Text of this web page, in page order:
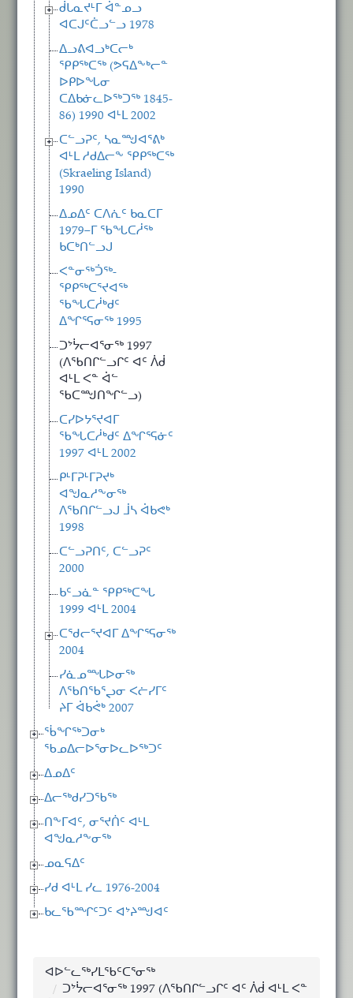
ᑰᒐᓇᔪᒻᒥ ᐋᓐᓄᓗ
ᐊᑕᒍᑦᑖᓗᓪᓗ 1978
ᐃᓗᕕᐊᓗᒃᑕᓕᒃ
ᕿᑭᖅᑕᖅ (ᕗᕋᐃᖕᒃᓕᓐ
ᐅᑭᐅᖓᓂ
ᑕᐃᑲᓃᓚᐅᖅᑐᖅ 1845-
86) 1990 ᐊᒻᒪ 2002
ᑕᓪᓗᕈᑦ, ᓴᓇᙳᐊᕐᕕᒃ
ᐊᒻᒪ ᓱᑯᐃᓕᖕ ᕿᑭᖅᑕᖅ
(Skraeling Island)
1990
ᐃᓄᐃᑦ ᑕᐱᕇᑦ ᑲᓇᑕᒥ
1979−ᒥ ᖃᖓᑕᓲᖅ
ᑲᑕᒃᑎᓪᓗᒍ
ᐸᓐᓂᖅᑑᖅ-
ᕿᑭᖅᑕᕐᔪᐊᖅ
ᖃᖓᑕᓲᒃᑯᑦ
ᐃᖏᕐᕋᓂᖅ 1995
ᑐᔾᔮᓕᐊᕐᓂᖅ 1997
(ᐱᖃᑎᒋᓪᓗᒋᑦ ᐊᑦ ᐲᑰ
ᐊᒻᒪ ᐸᓐ ᐋᓪ
ᖃᑕᙳᑎᖏᓪᓗ)
ᑕᓯᐅᔭᕐᔪᐊᒥ
ᖃᖓᑕᓲᒃᑯᑦ ᐃᖏᕐᕋᓃᑦ
1997 ᐊᒻᒪ 2002
ᑭᒻᒥᕈᒻᒥᕈᔪᒃ
ᐊᖑᓇᓱᖕᓂᖅ
ᐱᖃᑎᒋᓪᓗᒍ ᒨᓴ ᐋᑲᕙᒃ
1998
ᑕᓪᓗᕈᑎᑦ, ᑕᓪᓗᕈᑦ
2000
ᑲᑦᓗᓈᓐ ᕿᑭᖅᑕᖓ
1999 ᐊᒻᒪ 2004
ᑕᖁᓕᕐᔪᐊᒥ ᐃᖏᕐᕋᓂᖅ
2004
ᓯᓈᓄᙵᐅᓂᖅ
ᐱᖃᑎᖃᕐᖢᓂ ᐸᓖᓯᒥᑦ
ᔨᒥ ᐋᑲᕚᒃ 2007
ᖄᖏᖅᑐᓂᒃ
ᖃᓄᐃᓕᐅᕐᓂᐅᓚᐅᖅᑐᑦ
ᐃᓄᐃᑦ
ᐃᓕᖅᑯᓯᑐᖃᖅ
ᑎᖕᒥᐊᑦ, ᓂᕐᔪᑏᑦ ᐊᒻᒪ
ᐊᖑᓇᓱᖕᓂᖅ
ᓄᓇᕋᐃᑦ
ᓯᑯ ᐊᒻᒪ ᓯᓚ 1976-2004
ᑲᓚᖃᙱᑦᑐᑦ ᐊᔾᔨᙳᐊᑦ
ᐊᐅᓪᓚᖅᓯᒪᖃᑦᑕᕐᓂᖅ
ᑐᔾᔮᓕᐊᕐᓂᖅ 1997 (ᐱᖃᑎᒋᓪᓗᒋᑦ ᐊᑦ ᐲᑰ ᐊᒻᒪ ᐸᓐ